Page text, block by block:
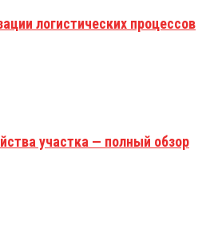
логистических процессов
участка — полный обзор